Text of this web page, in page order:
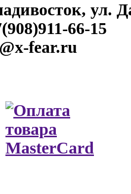
ул.
66-15
fear.ru